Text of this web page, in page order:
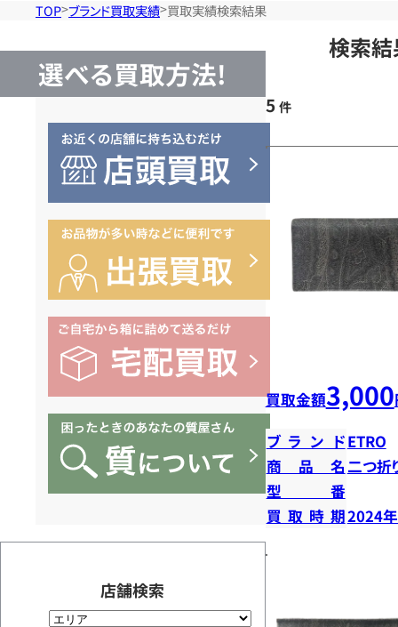
TOP ブランド買取実績 買取実績検索結果
選べる買取方法!
店舗検索
検索
5 件
買取金額3,000
ブランドETRO
商品名二つ折
型番
買取時期2024